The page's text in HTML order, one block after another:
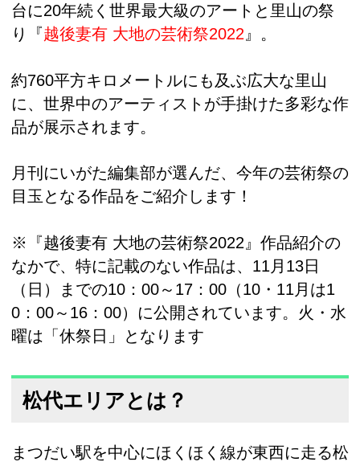
台に20年続く世界最大級のアートと里山の祭
り『越後妻有 大地の芸術祭2022 』。
約760平方キロメートルにも及ぶ広大な里山
に、世界中のアーティストが手掛けた多彩な作
品が展示されます。
月刊にいがた編集部が選んだ、今年の芸術祭の
目玉となる作品をご紹介します！
※『越後妻有 大地の芸術祭2022』作品紹介の
なかで、特に記載のない作品は、11月13日
（日）までの10：00～17：00（10・11月は1
0：00～16：00）に公開されています。火・水
曜は「休祭日」となります
松代エリアとは？
まつだい駅を中心にほくほく線が東西に走る松